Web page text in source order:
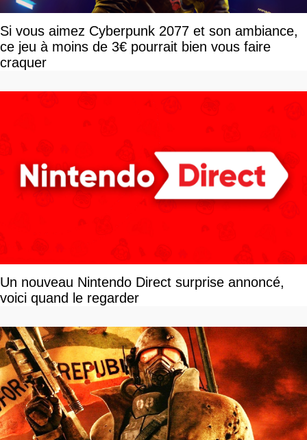
Si vous aimez Cyberpunk 2077 et son ambiance,
ce jeu à moins de 3€ pourrait bien vous faire
craquer
Un nouveau Nintendo Direct surprise annoncé,
voici quand le regarder